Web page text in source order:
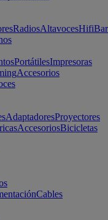
RadiosAltavocesHifi
PortátilesImpresoras
Accesorios
AdaptadoresProyectores
AccesoriosBicicletas
Cables